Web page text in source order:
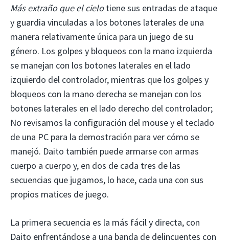
Más extraño que el cielotiene sus entradas de ataque
y guardia vinculadas a los botones laterales de una
manera relativamente única para un juego de su
género. Los golpes y bloqueos con la mano izquierda
se manejan con los botones laterales en el lado
izquierdo del controlador, mientras que los golpes y
bloqueos con la mano derecha se manejan con los
botones laterales en el lado derecho del controlador;
No revisamos la configuración del mouse y el teclado
de una PC para la demostración para ver cómo se
manejó. Daito también puede armarse con armas
cuerpo a cuerpo y, en dos de cada tres de las
secuencias que jugamos, lo hace, cada una con sus
propios matices de juego.
La primera secuencia es la más fácil y directa, con
Daito enfrentándose a una banda de delincuentes con